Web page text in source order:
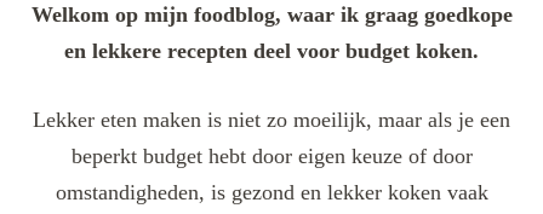
Welkom op mijn foodblog, waar ik graag goedkope
en lekkere recepten deel voor budget koken.
Lekker eten maken is niet zo moeilijk, maar als je een
beperkt budget hebt door eigen keuze of door
omstandigheden, is gezond en lekker koken vaak